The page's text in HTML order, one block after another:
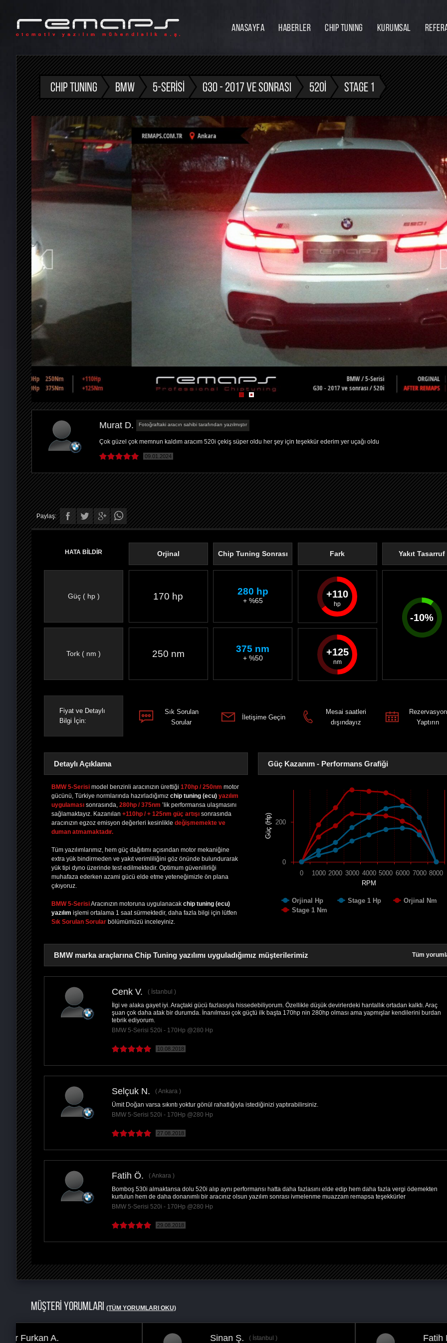
ANASAYFA HABERLER CHIP TUNING KURUMSAL
Ekibimiz
Eğitim
İnsan Kaynakları
CHIP TUNING BMW 5-SERISI G30 - 2017 VE SONRASI 520I STAGE 1
Murat D. Fotoğraftaki aracın sahibi tarafından yazılmıştır
Çok güzel çok memnun kaldım aracım 520i çekiş süper oldu her şey için teşekkür ederim yer uçağı oldu
09.01.2024
Paylaş:
PAYLAŞPAYLAŞPLUS'TA
PAYLAŞ
PAYLAŞ
HATA BİLDİR
Güç ( hp )
Tork ( nm )
Orjinal
170 hp
250 nm
Chip Tuning Sonrası
280 hp
+ %65
375 nm
+ %50
Fark
110
125
Yakıt Tasarruf
-10%
Fiyat ve Detaylı
Bilgi İçin:
Sık Sorulan
Sorular
İletişime Geçin
Mesai saatleri
dışındayız
Rezervasyon
Yaptırın
Detaylı Açıklama
BMW 5-Serisi model benzinli aracınızın ürettiği 170hp / 250nm motor
gücünü, Türkiye normlarında hazırladığımız chip tuning (ecu) yazılım
uygulaması sonrasında, 280hp / 375nm ’lik performansa ulaşmasını
sağlamaktayız. Kazanılan +110hp / + 125nm güç artışı sonrasında
aracınızın egzoz emisyon değerleri kesinlikle değişmemekte ve
duman atmamaktadır.
Tüm yazılımlarımız, hem güç dağıtımı açısından motor mekaniğine
extra yük bindirmeden ve yakıt verimliliğini göz önünde bulundurarak
yük tipi dyno üzerinde test edilmektedir. Optimum güvenilirliği
muhafaza ederken azami gücü elde etme yeteneğimizle ön plana
çıkıyoruz.
BMW 5-SerisiAracınızın motoruna uygulanacak chip tuning (ecu)
yazılım işlemi ortalama 1 saat sürmektedir, daha fazla bilgi için lütfen
Sık Sorulan Sorular bölümümüzü inceleyiniz.
Güç Kazanım - Performans Grafiği
RPM
Güç (Hp)
Orjinal Hp Stage 1 Hp
Orjinal Nm
Stage 1 Nm
0 1000 2000 3000 4000 5000 6000 7000 8000
0
200
BMW marka araçlarına Chip Tuning yazılımı uyguladığımız müşterilerimiz Tüm
Cenk V.
İstanbul
İlgi ve alaka gayet iyi. Araçtaki gücü fazlasıyla hissedebiliyorum. Özellikle düşük devirlerdeki hantallık ortadan kalktı. Araç
şuan çok daha atak bir durumda. İnanılması çok güçtü ilk başta 170hp nin 280hp olması ama yapmışlar kendilerini burdan
tebrik ediyorum.
BMW 5-Serisi 520i - 170Hp @280 Hp
10.08.2018
Selçuk N.
Ankara
Ümit Doğan varsa sıkıntı yoktur gönül rahatlığıyla istediğinizi yaptırabilirsiniz.
BMW 5-Serisi 520i - 170Hp @280 Hp
27.08.2018
Fatih Ö.
Ankara
Bomboş 530i almaktansa dolu 520i alıp aynı performansı hatta daha fazlasını elde edip hem daha fazla vergi ödemekten
kurtulun hem de daha donanımlı bir aracınız olsun yazılım sonrası ivmelenme muazzam remapsa teşekkürler
BMW 5-Serisi 520i - 170Hp @280 Hp
29.08.2018
MÜŞTERİ YORUMLARI (TÜM YORUMLARI OKU)